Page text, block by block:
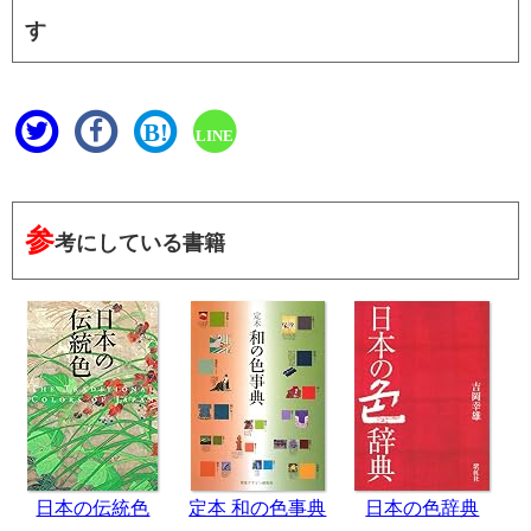
す
B! LINE
参考にしている書籍
日本の伝統色 定本 和の色事典 日本の色辞典